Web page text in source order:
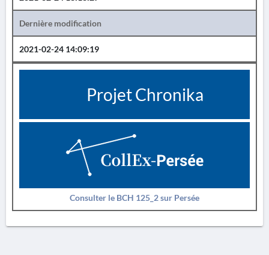
Dernière modification
2021-02-24 14:09:19
Projet Chronika
Consulter le BCH 125_2 sur Persée